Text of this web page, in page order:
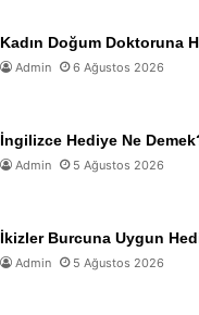
Kadın Doğum Doktoruna
Admin 6 Ağustos 2026
İngilizce Hediye Ne
Admin 5 Ağustos 2026
İkizler Burcuna Uygun
Admin 5 Ağustos 2026